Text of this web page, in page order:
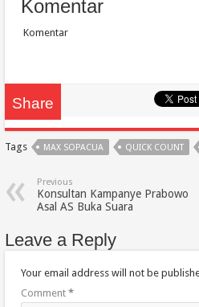
Komentar
Komentar
Share
Tags MAX SOPACUA QUICK COUNT
Previous
Konsultan Kampanye Prabowo
Asal AS Buka Suara
Leave a Reply
Your email address will not be
Comment *